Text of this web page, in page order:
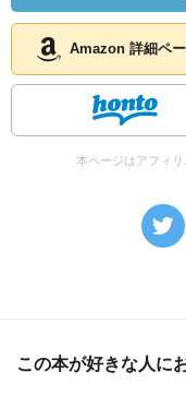
Amazon 詳細ペ
本ページはアフィ
この本が好きな人に